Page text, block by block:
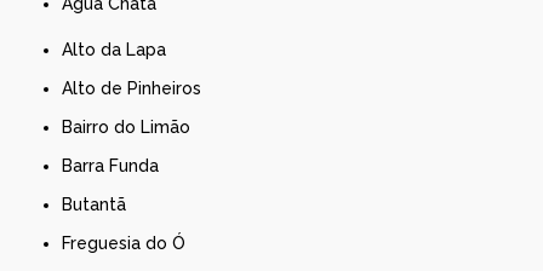
Água Chata
Alto da Lapa
Alto de Pinheiros
Bairro do Limão
Barra Funda
Butantã
Freguesia do Ó